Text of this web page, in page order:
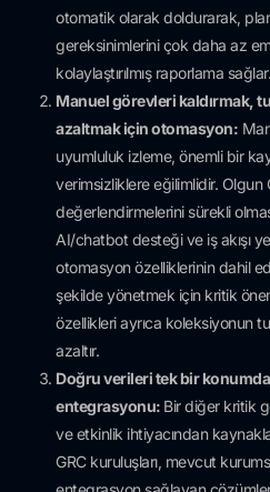
otomatik olarak doldurarak,
gereksinimlerini çok daha az
kolaylaştırılmış raporlama sağlar.
Manuel görevleri kaldırmak,
azaltmak için otomasyon:
uyumluluk izleme, önemli bir
verimsizliklere eğilimlidir. Olgun
değerlendirmelerini sürekli
AI/chatbot desteği ve iş akışı
otomasyon özelliklerinin dahil
şekilde yönetmek için kritik
özellikleri ayrıca koleksiyonun
azaltır.
Doğru verileri tek bir
entegrasyonu: Bir diğer kritik
ve etkinlik ihtiyacından
GRC kuruluşları, mevcut